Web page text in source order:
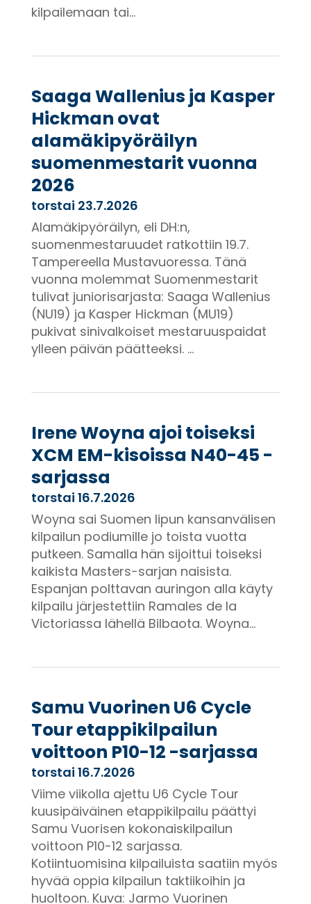
kilpailemaan tai...
Saaga Wallenius ja Kasper
Hickman ovat
alamäkipyöräilyn
suomenmestarit vuonna
2026
torstai 23.7.2026
Alamäkipyöräilyn, eli DH:n,
suomenmestaruudet ratkottiin 19.7.
Tampereella Mustavuoressa. Tänä
vuonna molemmat Suomenmestarit
tulivat juniorisarjasta: Saaga Wallenius
(NU19) ja Kasper Hickman (MU19)
pukivat sinivalkoiset mestaruuspaidat
ylleen päivän päätteeksi. ...
Irene Woyna ajoi toiseksi
XCM EM-kisoissa N40-45 -
sarjassa
torstai 16.7.2026
Woyna sai Suomen lipun kansanvälisen
kilpailun podiumille jo toista vuotta
putkeen. Samalla hän sijoittui toiseksi
kaikista Masters-sarjan naisista.
Espanjan polttavan auringon alla käyty
kilpailu järjestettiin Ramales de la
Victoriassa lähellä Bilbaota. Woyna...
Samu Vuorinen U6 Cycle
Tour etappikilpailun
voittoon P10-12 -sarjassa
torstai 16.7.2026
Viime viikolla ajettu U6 Cycle Tour
kuusipäiväinen etappikilpailu päättyi
Samu Vuorisen kokonaiskilpailun
voittoon P10-12 sarjassa.
Kotiintuomisina kilpailuista saatiin myös
hyvää oppia kilpailun taktiikoihin ja
huoltoon. Kuva: Jarmo Vuorinen